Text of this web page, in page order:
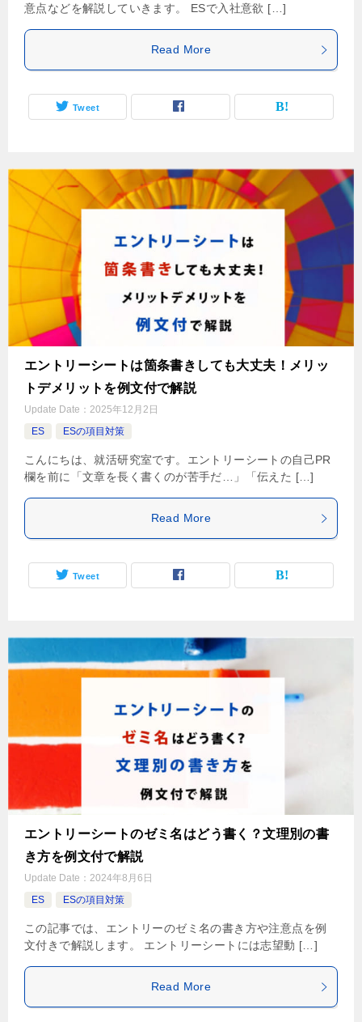
意点などを解説していきます。 ESで入社意欲 […]
Read More
Tweet
エントリーシートは箇条書きしても大丈夫！メリッ
トデメリットを例文付で解説
Update Date： 2025年12月2日
ES
ESの項目対策
こんにちは、就活研究室です。エントリーシートの自己PR
欄を前に「文章を長く書くのが苦手だ…」「伝えた […]
Read More
Tweet
エントリーシートのゼミ名はどう書く？文理別の書
き方を例文付で解説
Update Date： 2024年8月6日
ES
ESの項目対策
この記事では、エントリーのゼミ名の書き方や注意点を例
文付きで解説します。 エントリーシートには志望動 […]
Read More